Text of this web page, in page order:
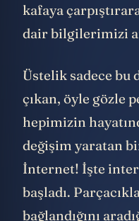
kafaya
dair bilgilerimizi
Üstelik sadece bu
çıkan, öyle gözle
hepimizin
değişim yaratan
İnternet! İşte
başladı.
bağlandığını